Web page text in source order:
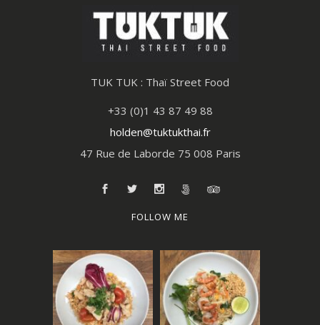
TUK TUK : Thaï Street Food
+33 (0)1 43 87 49 88
holden@tuktukthai.fr
47 Rue de Laborde 75 008 Paris
FOLLOW ME